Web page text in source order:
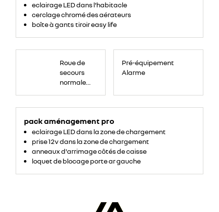
rangement
litres
sous
assise.
et assise
relevable
eclairage LED dans l'habitacle
cerclage chromé des aérateurs
boîte à gants tiroir easy life
Roue de
secours
normale
Pré-équipement
Alarme
pack aménagement pro
eclairage LED dans la zone de chargement
prise 12v dans la zone de chargement
anneaux d'arrimage côtés de caisse
loquet de blocage porte ar gauche